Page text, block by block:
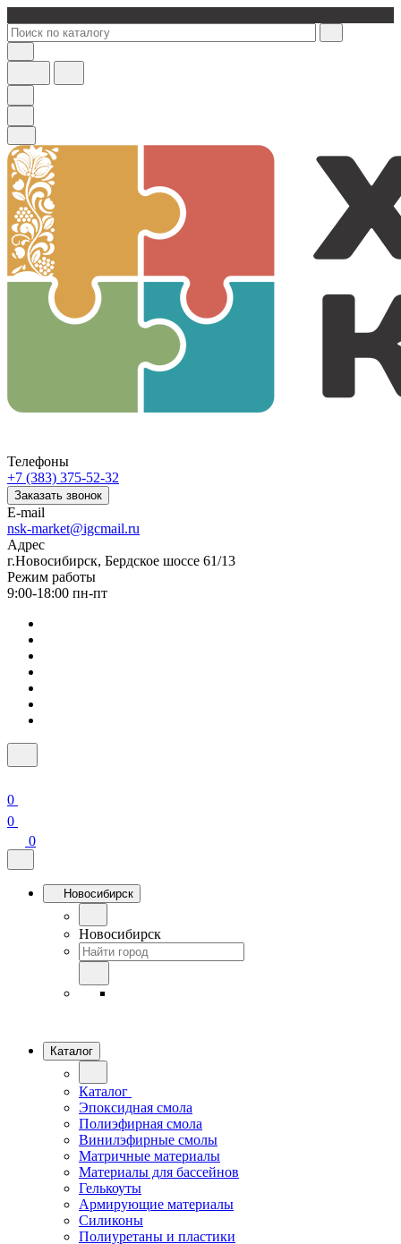
Телефоны
+7 (383) 375-52-32
Заказать звонок
E-mail
nsk-market@igcmail.ru
Адрес
г.Новосибирск, Бердское шоссе 61/13
Режим работы
9:00-18:00 пн-пт
0
0
0
Новосибирск
Новосибирск
Каталог
Каталог
Эпоксидная смола
Полиэфирная смола
Винилэфирные смолы
Матричные материалы
Материалы для бассейнов
Гелькоуты
Армирующие материалы
Силиконы
Полиуретаны и пластики